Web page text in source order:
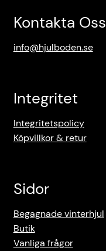
Kontakta Oss
info@hjulboden.se
Integritet
Integritetspolicy
Köpvillkor & retur
Sidor
Begagnade vinterhjul
Butik
Vanliga frågor